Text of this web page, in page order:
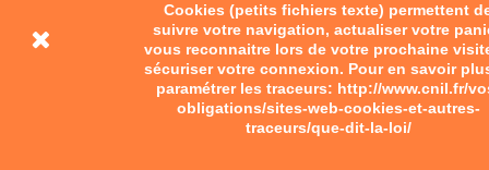
Cookies (petits fichiers texte) permettent
suivre votre navigation, actualiser votre
vous reconnaitre lors de votre prochaine
sécuriser votre connexion. Pour en savoir
paramétrer les traceurs: http://www.cnil.fr/
obligations/sites-web-cookies-et-autres-
traceurs/que-dit-la-loi/